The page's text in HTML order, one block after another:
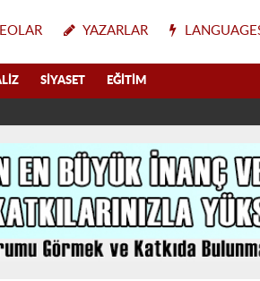
YAZARLAR
SIYASET EĞITIM